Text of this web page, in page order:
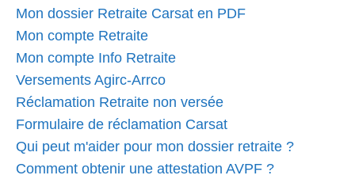
Mon dossier Retraite Carsat en PDF
Mon compte Retraite
Mon compte Info Retraite
Versements Agirc-Arrco
Réclamation Retraite non versée
Formulaire de réclamation Carsat
Qui peut m'aider pour mon dossier retraite ?
Comment obtenir une attestation AVPF ?